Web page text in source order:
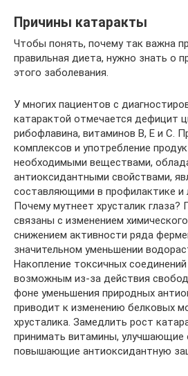
Причины катаракты
Чтобы понять, почему так важна
правильная диета, нужно знать о
этого заболевания.
У многих пациентов с
катарактой отмечается дефицит
рибофлавина, витаминов В, Е и С.
комплексов и употребление
необходимыми веществами,
антиоксидантными свойствами,
составляющими в профилактике и
Почему мутнеет хрусталик
связаны с изменением
снижением активности ряда
значительном уменьшении
Накопление токсичных
возможным из-за действия
фоне уменьшения природных
приводит к изменению белковых
хрусталика. Замедлить рост
принимать витамины, улучшающие
повышающие антиоксидантную